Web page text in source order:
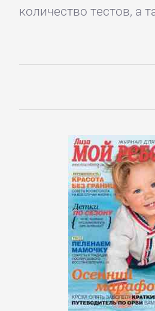
количество тестов, а
ИСКУССТВО
Кинематограф,
КЛАССИКА